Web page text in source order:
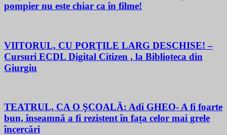
pompier nu este chiar ca în filme!
VIITORUL, CU PORŢILE LARG DESCHISE! –
Cursuri ECDL Digital Citizen , la Biblioteca din
Giurgiu
TEATRUL, CA O ŞCOALĂ: Adi GHEO- A fi foarte
bun, înseamnă a fi rezistent în fața celor mai grele
încercări